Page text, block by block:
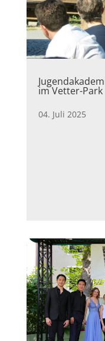
im Vetter-Park
04. Juli 2025